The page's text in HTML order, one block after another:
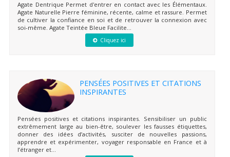
Agate Dentrique Permet d'entrer en contact avec les Élémentaux.
Agate Naturelle Pierre féminine, récente, calme et rassure. Permet
de cultiver la confiance en soi et de retrouver la connexion avec
soi-même. Agate Teintée Bleue Facilite...
Cliquez ici
PENSÉES POSITIVES ET CITATIONS
INSPIRANTES
Pensées positives et citations inspirantes. Sensibiliser un public
extrêmement large au bien-être, soulever les fausses étiquettes,
donner des idées d’activités, susciter de nouvelles passions,
apprendre et expérimenter, voyager responsable en France et à
l’étranger et...